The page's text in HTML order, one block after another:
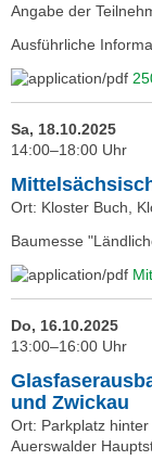
Angabe der
Ausführliche
Sa, 18.10.2025
14:00–18:00 Uhr
Ort: Kloster Buch,
Baumesse
Do, 16.10.2025
13:00–16:00 Uhr
und Zwickau
Ort: Parkplatz
Auerswalder